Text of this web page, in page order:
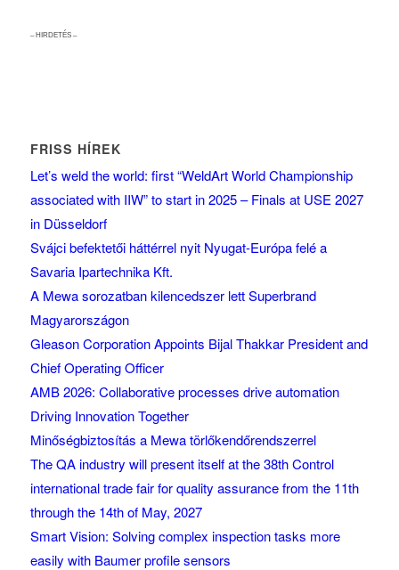
– HIRDETÉS –
FRISS HÍREK
Let’s weld the world: first “WeldArt World Championship
associated with IIW” to start in 2025 – Finals at USE 2027
in Düsseldorf
Svájci befektetői háttérrel nyit Nyugat-Európa felé a
Savaria Ipartechnika Kft.
A Mewa sorozatban kilencedszer lett Superbrand
Magyarországon
Gleason Corporation Appoints Bijal Thakkar President and
Chief Operating Officer
AMB 2026: Collaborative processes drive automation
Driving Innovation Together
Minőségbiztosítás a Mewa törlőkendőrendszerrel
The QA industry will present itself at the 38th Control
international trade fair for quality assurance from the 11th
through the 14th of May, 2027
Smart Vision: Solving complex inspection tasks more
easily with Baumer profile sensors